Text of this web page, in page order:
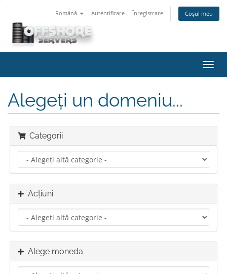
Română Autentificare Înregistrare Coșul meu
Alegeți un domeniu...
Categorii
Acțiuni
Alege moneda